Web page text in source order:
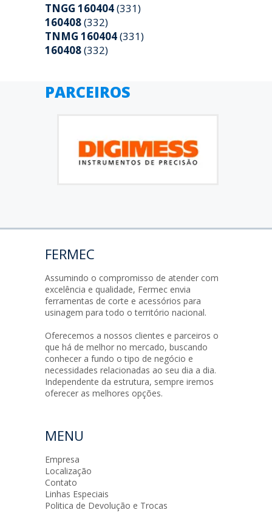
TNGG 160404(331)
160408(332)
TNMG 160404(331)
160408(332)
PARCEIROS
FERMEC
Assumindo o compromisso de atender com
excelência e qualidade, Fermec envia
ferramentas de corte e acessórios para
usinagem para todo o território nacional.
Oferecemos a nossos clientes e parceiros o
que há de melhor no mercado, buscando
conhecer a fundo o tipo de negócio e
necessidades relacionadas ao seu dia a dia.
Independente da estrutura, sempre iremos
oferecer as melhores opções.
MENU
Empresa
Localização
Contato
Linhas Especiais
Politica de Devolução e Trocas